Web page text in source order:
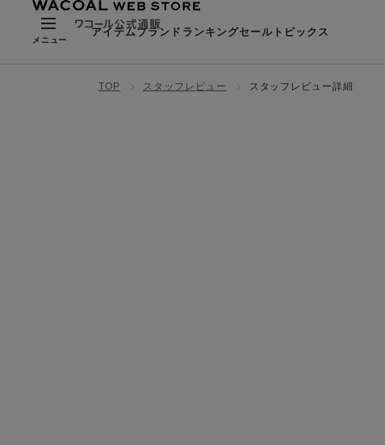
メニュー
アイテムブランド ランキングセールトピックス
TOP スタッフレビュー スタッフレビュー詳細